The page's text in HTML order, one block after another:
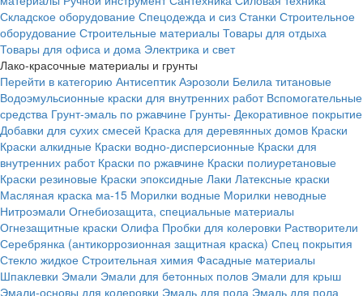
Складское оборудование Спецодежда и сиз Станки Строительное
оборудование Строительные материалы Товары для отдыха
Товары для офиса и дома Электрика и свет
Лако-красочные материалы и грунты
Перейти в категорию Антисептик Аэрозоли Белила титановые
Водоэмульсионные краски для внутренних работ Вспомогательные
средства Грунт-эмаль по ржавчине Грунты- Декоративное покрытие
Добавки для сухих смесей Краска для деревянных домов Краски
Краски алкидные Краски водно-дисперсионные Краски для
внутренних работ Краски по ржавчине Краски полиуретановые
Краски резиновые Краски эпоксидные Лаки Латексные краски
Масляная краска ма-15 Морилки водные Морилки неводные
Нитроэмали Огнебиозащита, специальные материалы
Огнезащитные краски Олифа Пробки для колеровки Растворители
Серебрянка (антикоррозионная защитная краска) Спец покрытия
Стекло жидкое Строительная химия Фасадные материалы
Шпаклевки Эмали Эмали для бетонных полов Эмали для крыш
Эмали-основы для колеровки Эмаль для пола Эмаль для пола